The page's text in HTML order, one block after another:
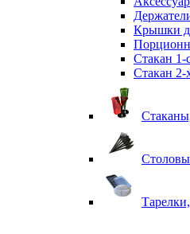
Крышки
Стакан
Стакан